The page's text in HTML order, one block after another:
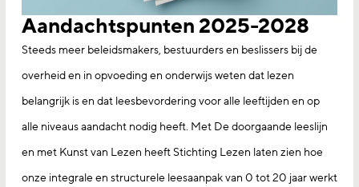
Aandachtspunten 2025-2028
Steeds meer beleidsmakers, bestuurders en beslissers bij de
overheid en in opvoeding en onderwijs weten dat lezen
belangrijk is en dat leesbevordering voor alle leef­tijden en op
alle niveaus aandacht nodig heeft. Met De doorgaande leeslijn
en met Kunst van Lezen heeft Stichting Lezen laten zien hoe
onze integrale en struc­turele leesaanpak van 0 tot 20 jaar werkt